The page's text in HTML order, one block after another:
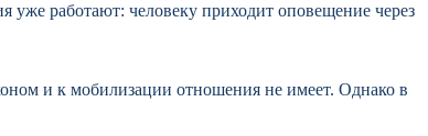
уже работают: человеку приходит оповещение через
и к мобилизации отношения не имеет. Однако в